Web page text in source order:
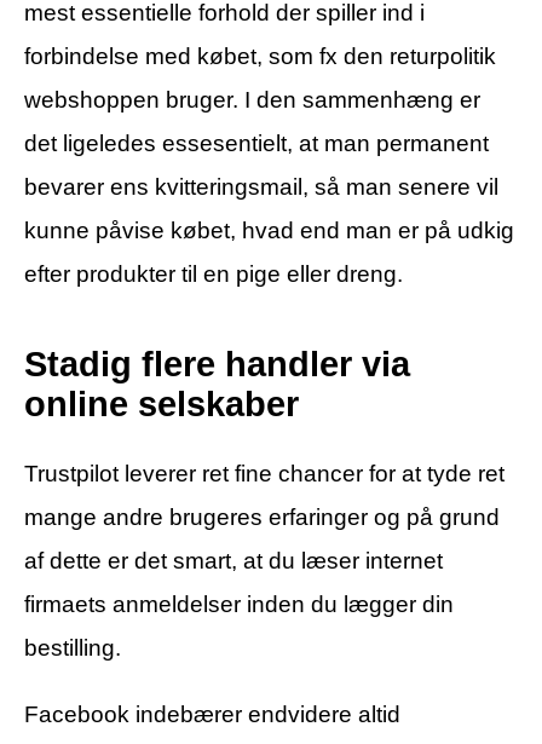
mest essentielle forhold der spiller ind i
forbindelse med købet, som fx den returpolitik
webshoppen bruger. I den sammenhæng er
det ligeledes essesentielt, at man permanent
bevarer ens kvitteringsmail, så man senere vil
kunne påvise købet, hvad end man er på udkig
efter produkter til en pige eller dreng.
Stadig flere handler via
online selskaber
Trustpilot leverer ret fine chancer for at tyde ret
mange andre brugeres erfaringer og på grund
af dette er det smart, at du læser internet
firmaets anmeldelser inden du lægger din
bestilling.
Facebook indebærer endvidere altid